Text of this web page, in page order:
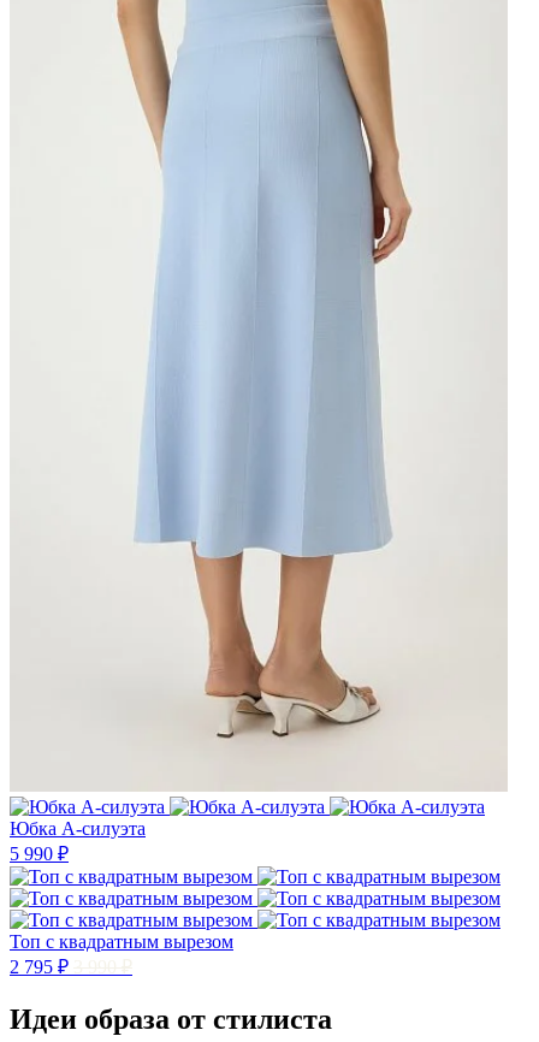
Юбка А-силуэта
5 990 ₽
Топ с квадратным вырезом
2 795 ₽
Идеи образа от стилиста